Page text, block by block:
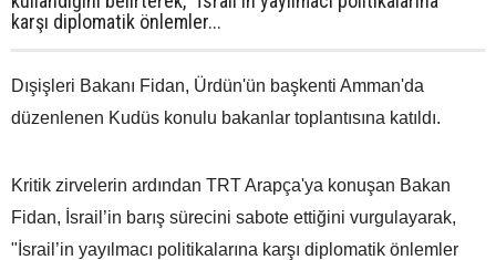
karşı diplomatik önlemler...
Dışişleri Bakanı Fidan, Ürdün'ün başkenti Amman'da
düzenlenen Kudüs konulu bakanlar toplantısına katıldı.
Kritik zirvelerin ardından TRT Arapça'ya konuşan Bakan
Fidan, İsrail’in barış sürecini sabote ettiğini vurgulayarak,
"İsrail’in yayılmacı politikalarına karşı diplomatik önlemler